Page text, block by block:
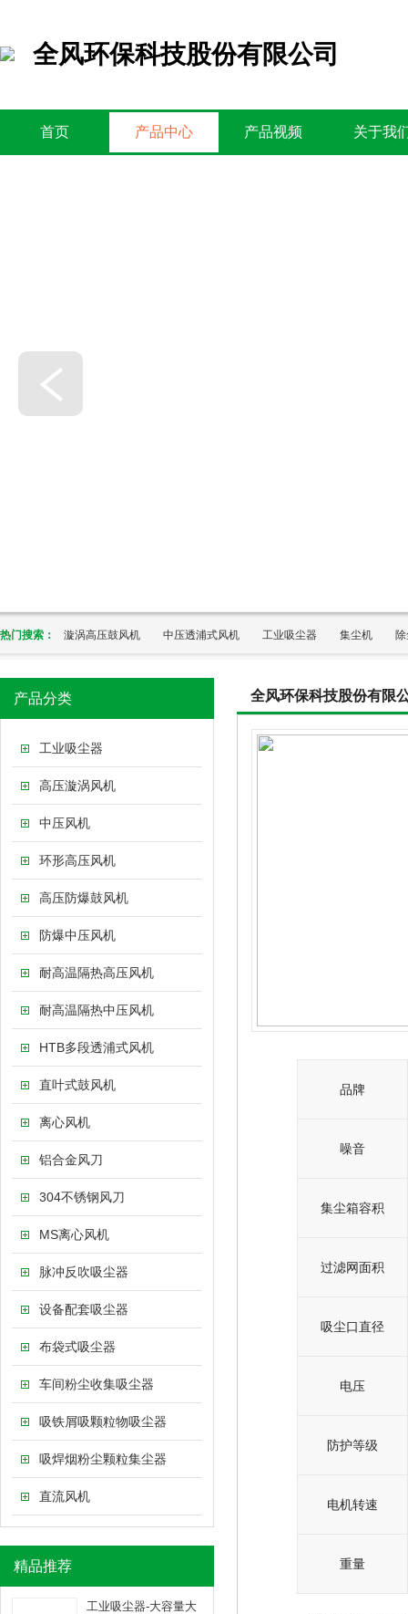
全风环保科技股份有限公司
首页 产品中心 产品视频 关于我
热门搜索： 漩涡高压鼓风机 中压透浦式风机 工业吸尘器 集尘机
产品分类
工业吸尘器
高压漩涡风机
中压风机
环形高压风机
高压防爆鼓风机
防爆中压风机
耐高温隔热高压风机
耐高温隔热中压风机
HTB多段透浦式风机
直叶式鼓风机
离心风机
铝合金风刀
304不锈钢风刀
MS离心风机
脉冲反吹吸尘器
设备配套吸尘器
布袋式吸尘器
车间粉尘收集吸尘器
吸铁屑吸颗粒物吸尘器
吸焊烟粉尘颗粒集尘器
直流风机
精品推荐
工业吸尘器-大容量大
全风环保科技股份有限
品牌
噪音
集尘箱容积
过滤网面积
吸尘口直径
电压
防护等级
电机转速
重量